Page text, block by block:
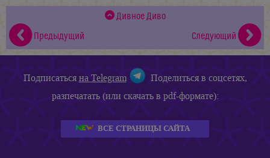
Дивное Диво
Предыдущий
Следующий
Подписатьсяна Telegram
Поделиться в соцсетях,
разпечатать (или скачать в pdf-формате):
ВСЕ СТРАНИЦЫ САЙТА